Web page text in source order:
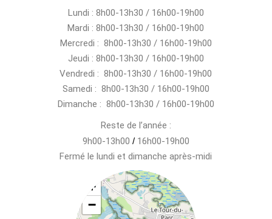
Lundi : 8h00-13h30 / 16h00-19h00
Mardi : 8h00-13h30 / 16h00-19h00
Mercredi : 8h00-13h30 / 16h00-19h00
Jeudi : 8h00-13h30 / 16h00-19h00
Vendredi : 8h00-13h30 / 16h00-19h00
Samedi : 8h00-13h30 / 16h00-19h00
Dimanche : 8h00-13h30 / 16h00-19h00
Reste de l’année :
9h00-13h00 / 16h00-19h00
Fermé le lundi et dimanche après-midi
+
−